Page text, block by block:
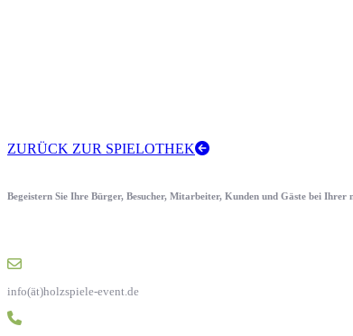
ZURÜCK ZUR SPIELOTHEK
Begeistern Sie Ihre Bürger, Besucher, Mitarbeiter, Kunden und Gäste bei
info(ät)holzspiele-event.de